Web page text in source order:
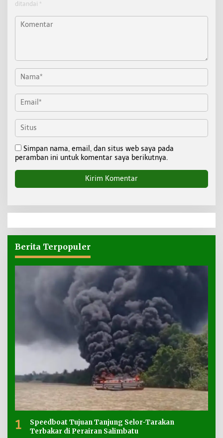
ditandai *
Simpan nama, email, dan situs web saya pada
peramban ini untuk komentar saya berikutnya.
Berita Terpopuler
1
Speedboat Tujuan Tanjung Selor-Tarakan
Terbakar di Perairan Salimbatu